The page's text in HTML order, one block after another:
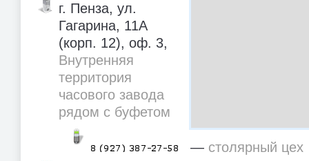
г. Пенза, ул.
Гагарина, 11А
(корп. 12), оф. 3,
Внутренняя
территория
часового завода
рядом с буфетом
— столярный цех